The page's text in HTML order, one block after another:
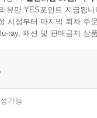
뷰만 YES포인트 지급됩니
시점부터 마지막 회차 주
ray, 패션 및 판매금지 상
가능